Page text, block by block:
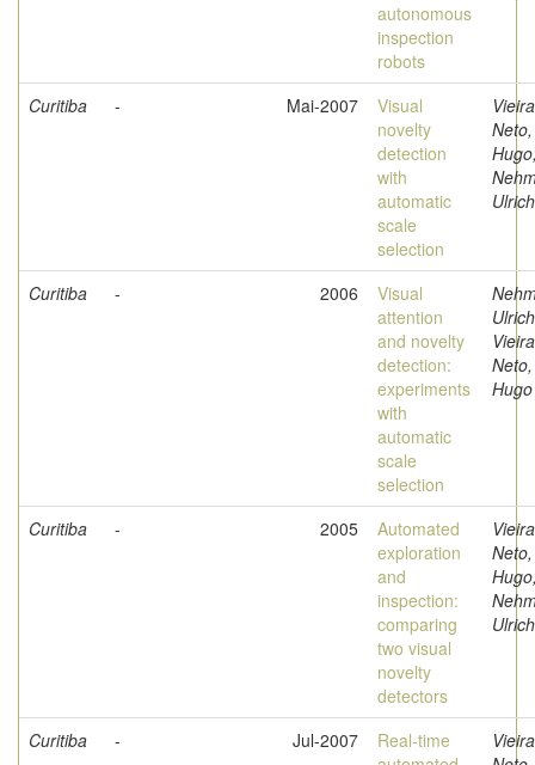
autonomous
inspection
robots
Curitiba - Mai-2007
Visual
novelty
detection
with
automatic
scale
selection
Vieira
Neto,
Ulrich
Curitiba - 2006
Visual
attention
and novelty
detection:
experiments
with
automatic
scale
selection
Vieira
Neto,
Hugo
Curitiba - 2005
Automated
exploration
and
inspection:
comparing
two visual
novelty
detectors
Vieira
Neto,
Ulrich
Curitiba - Jul-2007
Real-time
Vieira